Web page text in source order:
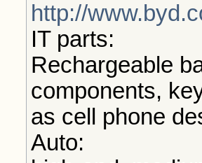
http://
IT parts:
Rechargeable
components,
as cell phone
Auto: